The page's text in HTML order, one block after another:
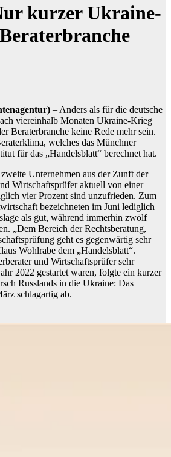
kurzer Ukraine-
– Anders als für die deutsche
viereinhalb Monaten Ukraine-Krieg
Beraterbranche keine Rede mehr sein.
welches das Münchner
für das „Handelsblatt“ berechnet hat.
Unternehmen aus der Zunft der
Wirtschaftsprüfer aktuell von einer
vier Prozent sind unzufrieden. Zum
bezeichneten im Juni lediglich
als gut, während immerhin zwölf
„Dem Bereich der Rechtsberatung,
geht es gegenwärtig sehr
Wohlrabe dem „Handelsblatt“.
und Wirtschaftsprüfer sehr
2022 gestartet waren, folgte ein kurzer
Russlands in die Ukraine: Das
schlagartig ab.